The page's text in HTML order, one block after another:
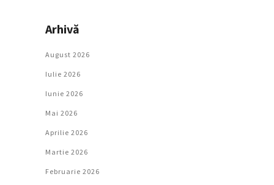
Arhivă
August 2026
Iulie 2026
Iunie 2026
Mai 2026
Aprilie 2026
Martie 2026
Februarie 2026